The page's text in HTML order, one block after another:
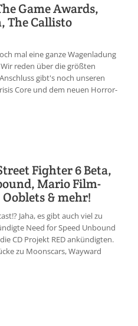
Game Awards,
The Callisto
mal eine ganze Wagenladung
reden über die größten
gibt's noch unseren
Core und dem neuen Horror-
Fighter 6 Beta,
Mario Film-
& mehr!
Jaha, es gibt auch viel zu
Need for Speed Unbound
CD Projekt RED ankündigten.
zu Moonscars, Wayward